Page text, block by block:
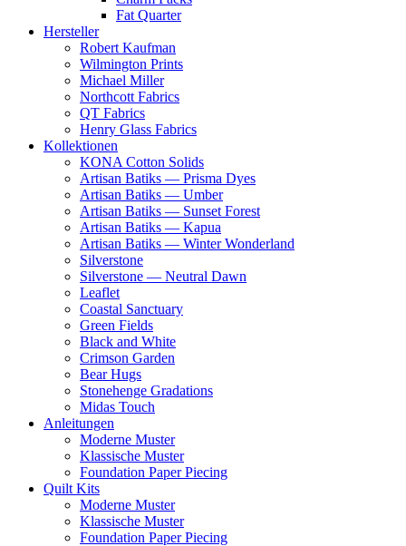
Fat Quarter
Hersteller
Robert Kaufman
Wilmington Prints
Michael Miller
Northcott Fabrics
QT Fabrics
Henry Glass Fabrics
Kollektionen
KONA Cotton Solids
Artisan Batiks — Prisma Dyes
Artisan Batiks — Umber
Artisan Batiks — Sunset Forest
Artisan Batiks — Kapua
Artisan Batiks — Winter Wonderland
Silverstone
Silverstone — Neutral Dawn
Leaflet
Coastal Sanctuary
Green Fields
Black and White
Crimson Garden
Bear Hugs
Stonehenge Gradations
Midas Touch
Anleitungen
Moderne Muster
Klassische Muster
Foundation Paper Piecing
Quilt Kits
Moderne Muster
Klassische Muster
Foundation Paper Piecing